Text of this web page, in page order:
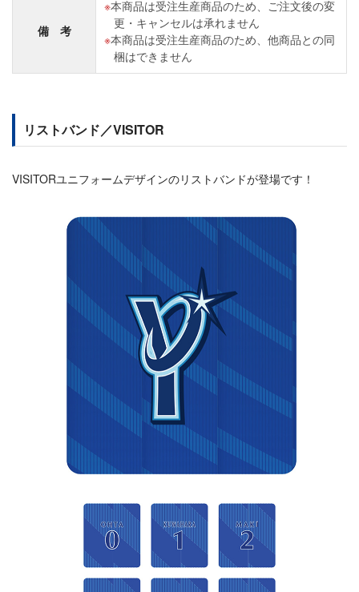
備 考
本商品は受注生産商品のため、ご注文後の変
更・キャンセルは承れません
本商品は受注生産商品のため、他商品との同
梱はできません
リストバンド／VISITOR
VISITORユニフォームデザインのリストバンドが登場です！